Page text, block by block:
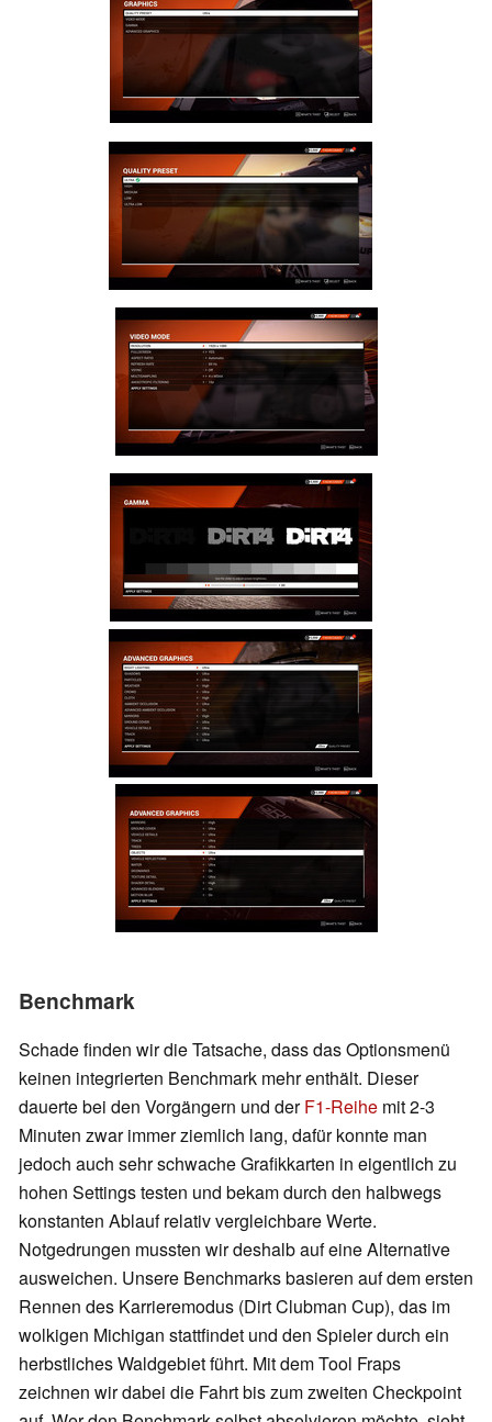
Benchmark
Schade finden wir die Tatsache, dass das Optionsmenü
keinen integrierten Benchmark mehr enthält. Dieser
dauerte bei den Vorgängern und derF1-Reihe mit 2-3
Minuten zwar immer ziemlich lang, dafür konnte man
jedoch auch sehr schwache Grafikkarten in eigentlich zu
hohen Settings testen und bekam durch den halbwegs
konstanten Ablauf relativ vergleichbare Werte.
Notgedrungen mussten wir deshalb auf eine Alternative
ausweichen. Unsere Benchmarks basieren auf dem ersten
Rennen des Karrieremodus (Dirt Clubman Cup), das im
wolkigen Michigan stattfindet und den Spieler durch ein
herbstliches Waldgebiet führt. Mit dem Tool Fraps
zeichnen wir dabei die Fahrt bis zum zweiten Checkpoint